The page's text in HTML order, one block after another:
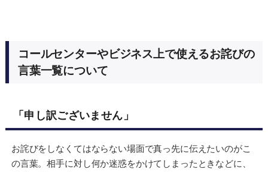
コールセンターやビジネス上で使えるお詫びの
言葉一覧について
「申し訳ございません」
お詫びをしなくてはならない場面で真っ先に伝えたいのがこ
の言葉。相手に対し何か迷惑をかけてしまったときなどに、